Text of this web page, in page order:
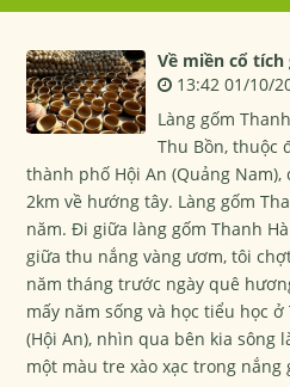
Về miền cổ tích
13:42 01/10/
Làng gốm
Thu Bồn, thuộc
thành phố Hội An (Quảng
2km về hướng tây. Làng gốm
năm. Đi giữa làng gốm Thanh
giữa thu nắng vàng ươm, tôi
năm tháng trước ngày quê
mấy năm sống và học tiểu học
(Hội An), nhìn qua bên kia sông
một màu tre xào xạc trong nắng